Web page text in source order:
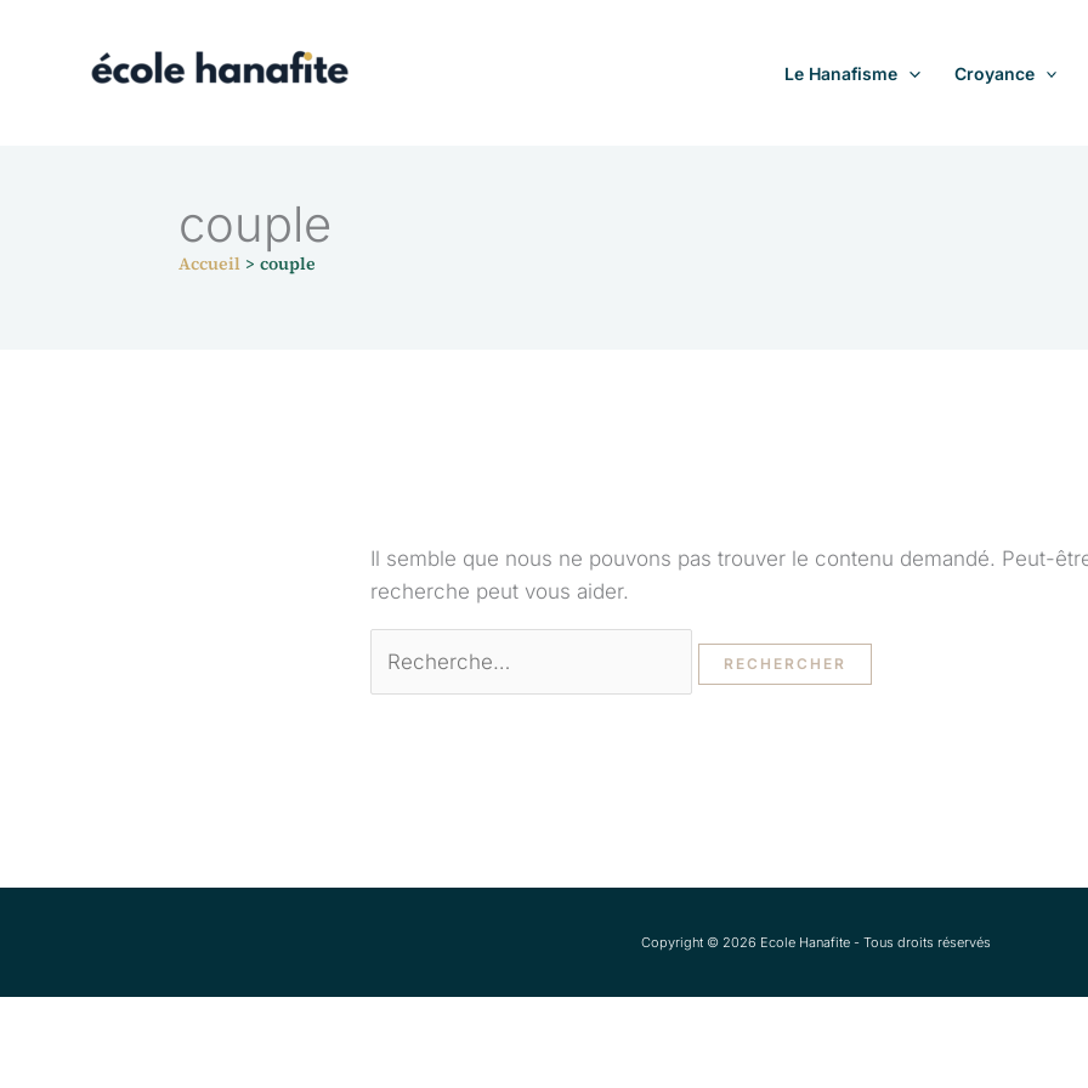
Le Hanafisme Croyance
couple
Accueil couple
Il semble que nous ne pouvons pas trouver le contenu demandé. Peut-
recherche peut vous aider.
Copyright © 2026 Ecole Hanafite - Tous droits réservés